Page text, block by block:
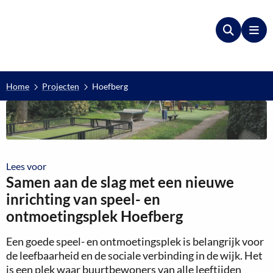
Zoeken
Home Projecten Hoefberg
Lees voorLees voor
Samen aan de slag met een nieuwe
inrichting van speel- en
ontmoetingsplek Hoefberg
Een goede speel- en ontmoetingsplek is belangrijk voor
de leefbaarheid en de sociale verbinding in de wijk. Het
is een plek waar buurtbewoners van alle leeftijden